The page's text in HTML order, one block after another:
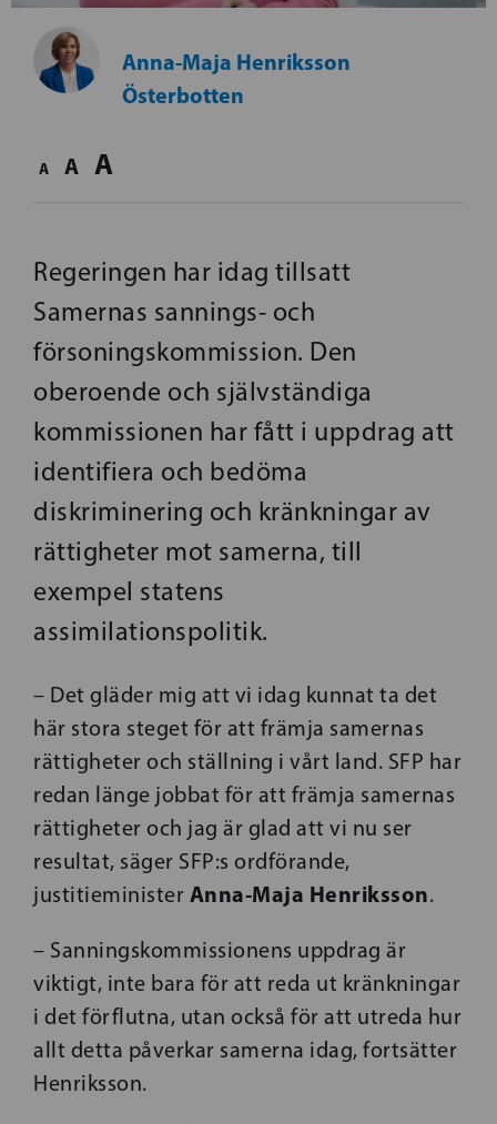
Anna-Maja Henriksson
Österbotten
A A A
Regeringen har idag tillsatt
Samernas sannings- och
försoningskommission. Den
oberoende och självständiga
kommissionen har fått i uppdrag att
identifiera och bedöma
diskriminering och kränkningar av
rättigheter mot samerna, till
exempel statens
assimilationspolitik.
– Det gläder mig att vi idag kunnat ta det
här stora steget för att främja samernas
rättigheter och ställning i vårt land. SFP har
redan länge jobbat för att främja samernas
rättigheter och jag är glad att vi nu ser
resultat, säger SFP:s ordförande,
justitieminister Anna-Maja Henriksson.
– Sanningskommissionens uppdrag är
viktigt, inte bara för att reda ut kränkningar
i det förflutna, utan också för att utreda hur
allt detta påverkar samerna idag, fortsätter
Henriksson.